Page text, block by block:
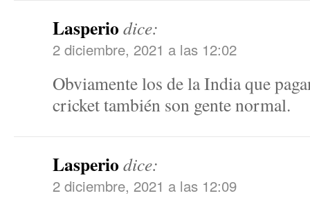
Lasperiodice:
2 diciembre, 2021 a las 12:02
Obviamente los de la India que
cricket también son gente normal.
Lasperiodice:
2 diciembre, 2021 a las 12:09